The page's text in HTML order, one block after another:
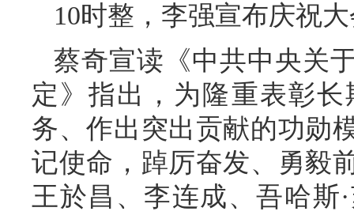
10时整，李强宣布庆祝
蔡奇宣读《中共中央关
定》指出，为隆重表彰
务、作出突出贡献的功勋
记使命，踔厉奋发、勇毅
王於昌、李连成、吾哈斯